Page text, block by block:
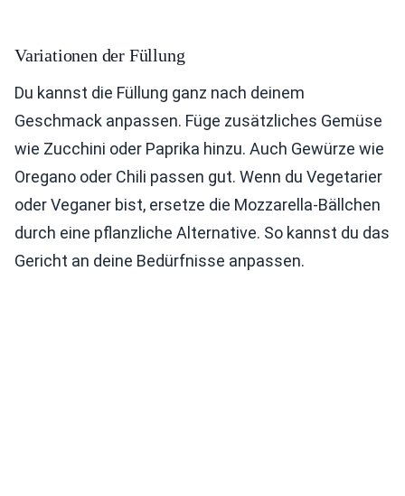
Variationen der Füllung
Du kannst die Füllung ganz nach deinem
Geschmack anpassen. Füge zusätzliches Gemüse
wie Zucchini oder Paprika hinzu. Auch Gewürze wie
Oregano oder Chili passen gut. Wenn du Vegetarier
oder Veganer bist, ersetze die Mozzarella-Bällchen
durch eine pflanzliche Alternative. So kannst du das
Gericht an deine Bedürfnisse anpassen.